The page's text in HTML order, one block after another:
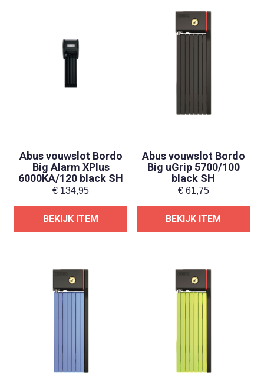
Abus vouwslot Bordo
Big Alarm XPlus
6000KA/120 black SH
€ 134,95
BEKIJK ITEM
Abus vouwslot Bordo
Big uGrip 5700/100
black SH
€61,75
BEKIJK ITEM